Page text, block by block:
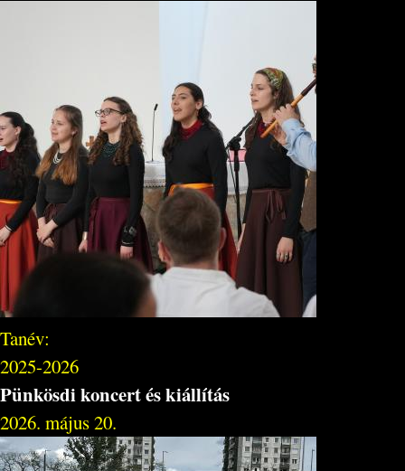
Tanév:
2025-2026
Pünkösdi koncert és kiállítás
2026. május 20.